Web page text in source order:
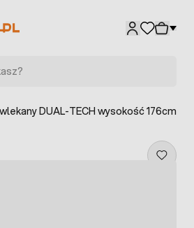
DUAL-TECH wysokość 176cm